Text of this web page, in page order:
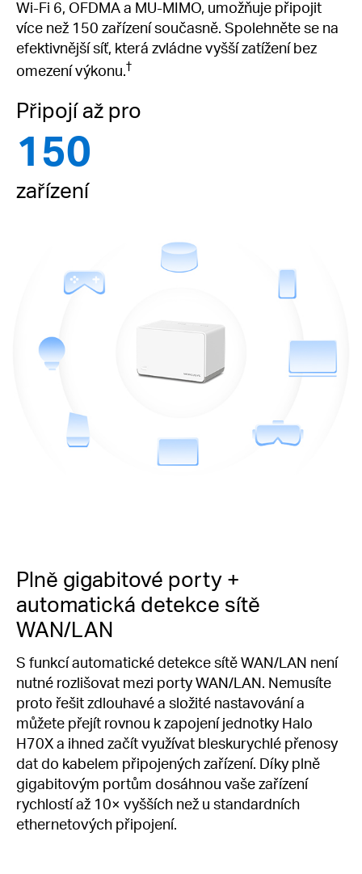
Wi-Fi 6, OFDMA a MU-MIMO, umožňuje připojit
více než 150 zařízení současně. Spolehněte se na
efektivnější síť, která zvládne vyšší zatížení bez
omezení výkonu.†
Připojí až pro
150
zařízení
Plně gigabitové porty +
automatická detekce sítě
WAN/LAN
S funkcí automatické detekce sítě WAN/LAN není
nutné rozlišovat mezi porty WAN/LAN. Nemusíte
proto řešit zdlouhavé a složité nastavování a
můžete přejít rovnou k zapojení jednotky Halo
H70X a ihned začít využívat bleskurychlé přenosy
dat do kabelem připojených zařízení. Díky plně
gigabitovým portům dosáhnou vaše zařízení
rychlostí až 10× vyšších než u standardních
ethernetových připojení.